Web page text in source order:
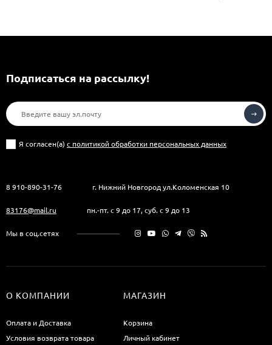
Подписаться на рассылкy!
Я согласен(a) с политикой обработки персональных данных
8 910-890-31-76 г. Нижний Новгород ул.Коломенская 10
83176@mail.ru пн.-пт. с 9 до 17, суб. с 9 до 13
Мы в соц.сетях
О КОМПАНИИ
Оплата и Доставка
Условия возврата товара
МАГАЗИН
Корзина
Личный кабинет